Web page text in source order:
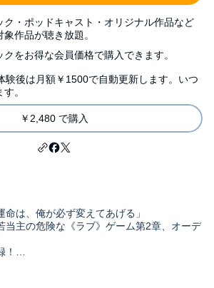
ク・ポッドキャスト・オリジナル作品など
作品が聴き放題。
をお得な会員価格で購入できます。
験後は月額￥1500で自動更新します。いつ
。
￥2,480 で購入
は、俺が必ず変えてあげる」
当主の危険な《ラブ》ゲーム第2章、オーデ
！
オが始まっちゃうんだ……）元極道一家